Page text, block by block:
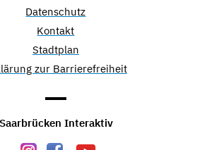
Datenschutz
Kontakt
Stadtplan
zur Barrierefreiheit
Saarbrücken Interaktiv